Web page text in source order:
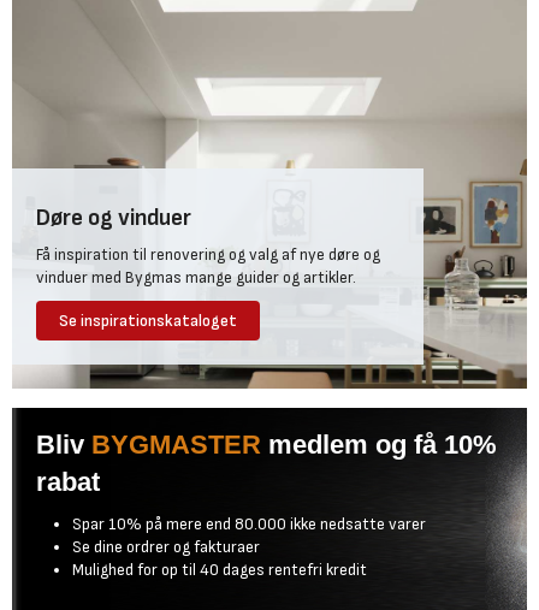
Døre og vinduer
Få inspiration til renovering og valg af nye døre og
vinduer med Bygmas mange guider og artikler.
Se inspirationskataloget
Bliv BYGMASTER medlem og få 10%
rabat
Spar 10% på mere end 80.000 ikke nedsatte varer
Se dine ordrer og fakturaer
Mulighed for op til 40 dages rentefri kredit